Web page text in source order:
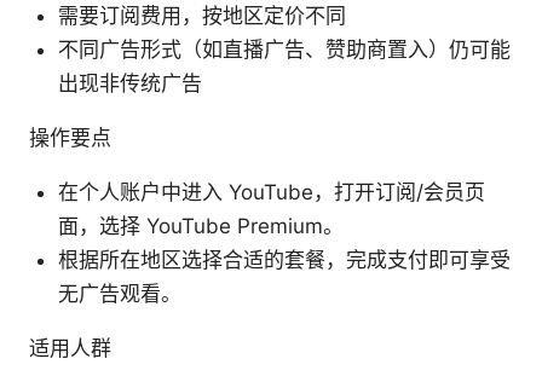
需要订阅费用，按地区定价不同
不同广告形式（如直播广告、赞助商置入）仍可能
出现非传统广告
操作要点
在个人账户中进入 YouTube，打开订阅/会员页
面，选择 YouTube Premium。
根据所在地区选择合适的套餐，完成支付即可享受
无广告观看。
适用人群